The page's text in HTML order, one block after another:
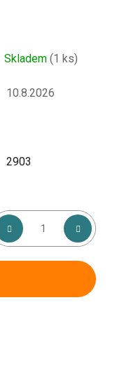
Skladem (1 ks)
10.8.2026
2903